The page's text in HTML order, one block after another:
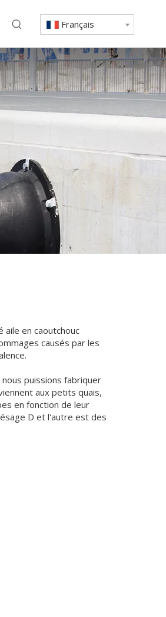
Français
aile en caoutchouc
causés par les
puissions fabriquer
aux petits quais,
en fonction de leur
D et l'autre est des